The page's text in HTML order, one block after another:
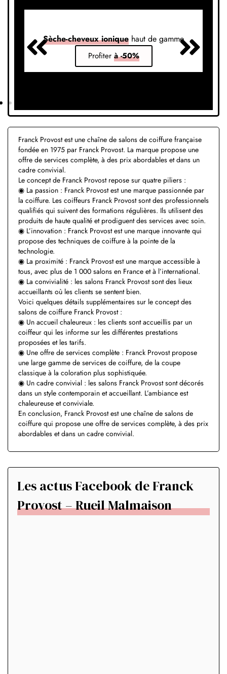
Sèche-cheveux ionique haut de gamme
Profiter à -50%
Franck Provost est une chaîne de salons de coiffure française
fondée en 1975 par Franck Provost. La marque propose une
offre de services complète, à des prix abordables et dans un
cadre convivial.
Le concept de Franck Provost repose sur quatre piliers :
◉ La passion : Franck Provost est une marque passionnée par
la coiffure. Les coiffeurs Franck Provost sont des professionnels
qualifiés qui suivent des formations régulières. Ils utilisent des
produits de haute qualité et prodiguent des services avec soin.
◉ L’innovation : Franck Provost est une marque innovante qui
propose des techniques de coiffure à la pointe de la
technologie.
◉ La proximité : Franck Provost est une marque accessible à
tous, avec plus de 1 000 salons en France et à l’international.
◉ La convivialité : les salons Franck Provost sont des lieux
accueillants où les clients se sentent bien.
Voici quelques détails supplémentaires sur le concept des
salons de coiffure Franck Provost :
◉ Un accueil chaleureux : les clients sont accueillis par un
coiffeur qui les informe sur les différentes prestations
proposées et les tarifs.
◉ Une offre de services complète : Franck Provost propose
une large gamme de services de coiffure, de la coupe
classique à la coloration plus sophistiquée.
◉ Un cadre convivial : les salons Franck Provost sont décorés
dans un style contemporain et accueillant. L’ambiance est
chaleureuse et conviviale.
En conclusion, Franck Provost est une chaîne de salons de
coiffure qui propose une offre de services complète, à des prix
abordables et dans un cadre convivial.
Les actus Facebook de Franck
Provost – Rueil Malmaison